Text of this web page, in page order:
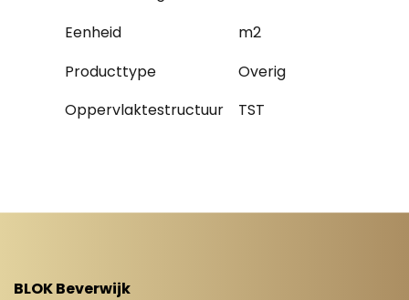
Eenheid
m2
Producttype
Overig
Oppervlaktestructuur
TST
BLOK Beverwijk